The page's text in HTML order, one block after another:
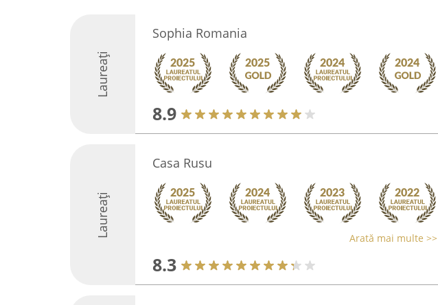
Laureați
Sophia Romania
8.9
Laureați
Casa Rusu
Arată mai multe >>
8.3